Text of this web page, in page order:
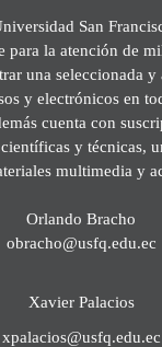
San
para la atención de
una seleccionada
y electrónicos en
cuenta con
y técnicas,
multimedia y
Orlando Bracho
obracho@usfq.edu.ec
Xavier Palacios
xpalacios@usfq.edu.ec